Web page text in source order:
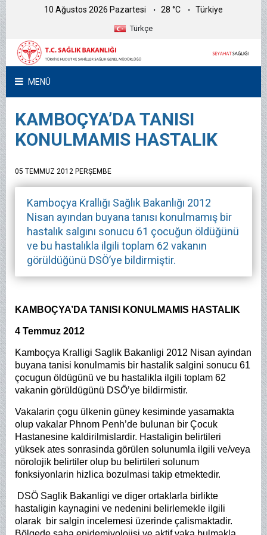
10 Ağustos 2026 Pazartesi 28 °C Türkiye
Türkçe
MENÜ
KAMBOÇYA’DA TANISI
KONULMAMIS HASTALIK
05 TEMMUZ 2012 PERŞEMBE
Kamboçya Krallığı Sağlık Bakanlığı 2012
Nisan ayından buyana tanısı konulmamış bir
hastalık salgını sonucu 61 çocuğun öldüğünü
ve bu hastalıkla ilgili toplam 62 vakanın
görüldüğünü DSÖ’ye bildirmiştir.
KAMBOÇYA’DA TANISI KONULMAMIS HASTALIK
4 Temmuz 2012
Kamboçya Kralligi Saglik Bakanligi 2012 Nisan ayindan
buyana tanisi konulmamis bir hastalik salgini sonucu 61
çocugun öldügünü ve bu hastalikla ilgili toplam 62
vakanin görüldügünü DSÖ’ye bildirmistir.
Vakalarin çogu ülkenin güney kesiminde yasamakta
olup vakalar Phnom Penh’de bulunan bir Çocuk
Hastanesine kaldirilmislardir. Hastaligin belirtileri
yüksek ates sonrasinda görülen solunumla ilgili ve/veya
nörolojik belirtiler olup bu belirtileri solunum
fonksiyonlarin hizlica bozulmasi takip etmektedir.
DSÖ Saglik Bakanligi ve diger ortaklarla birlikte
hastaligin kaynagini ve nedenini belirlemekle ilgili
olarak bir salgin incelemesi üzerinde çalismaktadir.